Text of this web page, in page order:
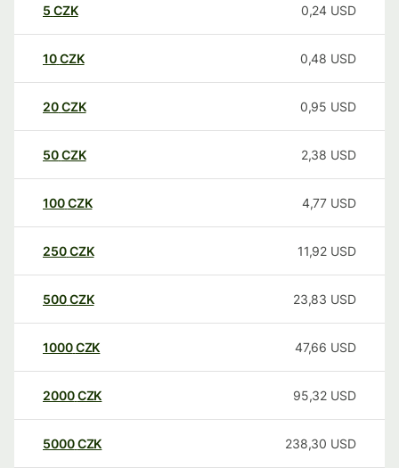
5 CZK 0,24 USD
10CZK 0,48 USD
20CZK 0,95 USD
50CZK 2,38 USD
100CZK 4,77 USD
250CZK 11,92 USD
500CZK 23,83 USD
1000CZK 47,66 USD
2000CZK 95,32 USD
5000CZK 238,30 USD